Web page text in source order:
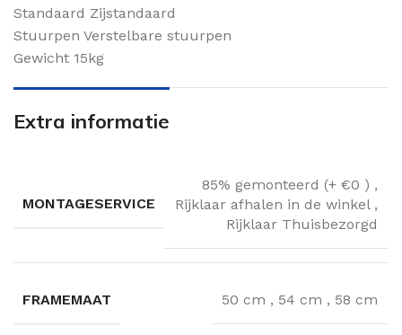
Standaard Zijstandaard
Stuurpen Verstelbare stuurpen
Gewicht 15kg
Extra informatie
MONTAGESERVICE
85% gemonteerd (+ €0 ) ,
Rijklaar afhalen in de winkel ,
Rijklaar Thuisbezorgd
FRAMEMAAT 50 cm , 54 cm , 58 cm